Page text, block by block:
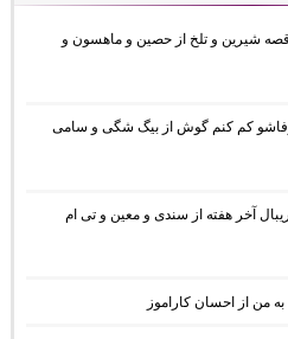
قصه شیرین و تلخ از حصین و ماهسون و
کم کنم گوش از بیگ شگی و سامی
آخر هفته از سندی و معین و تی ام
من از احسان کاراموز